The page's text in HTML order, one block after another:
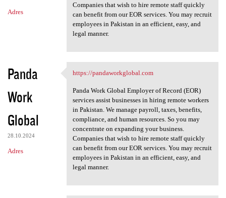
Adres
Companies that wish to hire remote staff quickly
can benefit from our EOR services. You may recruit
employees in Pakistan in an efficient, easy, and
legal manner.
Panda
Work
Global
28.10.2024
Adres
https://pandaworkglobal.com
https://pandaworkglobal.com
Panda Work Global Employer of Record (EOR)
services assist businesses in hiring remote workers
in Pakistan. We manage payroll, taxes, benefits,
compliance, and human resources. So you may
concentrate on expanding your business.
Companies that wish to hire remote staff quickly
can benefit from our EOR services. You may recruit
employees in Pakistan in an efficient, easy, and
legal manner.